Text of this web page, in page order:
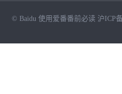
© Baidu 使用爱番番前必读 沪ICP